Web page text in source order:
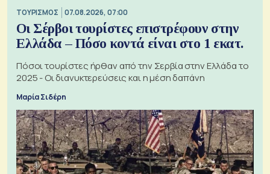
ΤΟΥΡΙΣΜΟΣ 07.08.2026, 07:00
Οι Σέρβοι τουρίστες επιστρέφουν στην
Ελλάδα – Πόσο κοντά είναι στο 1 εκατ.
Πόσοι τουρίστες ήρθαν από την Σερβία στην Ελλάδα το
2025 - Οι διανυκτερεύσεις και η μέση δαπάνη
Μαρία Σιδέρη